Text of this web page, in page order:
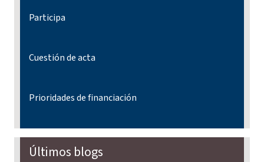
Participa
Cuestión de acta
Prioridades de financiación
Últimos blogs